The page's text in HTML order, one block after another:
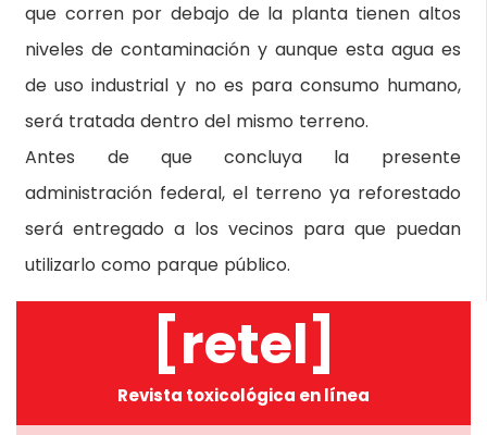
que corren por debajo de la planta tienen altos
niveles de contaminación y aunque esta agua es
de uso industrial y no es para consumo humano,
será tratada dentro del mismo terreno.
Antes de que concluya la presente
administración federal, el terreno ya reforestado
será entregado a los vecinos para que puedan
utilizarlo como parque público.
[retel]
Revista toxicológica en línea